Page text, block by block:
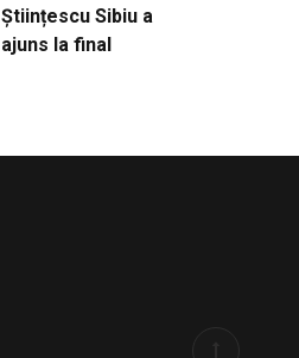
Științescu Sibiu a
ajuns la final